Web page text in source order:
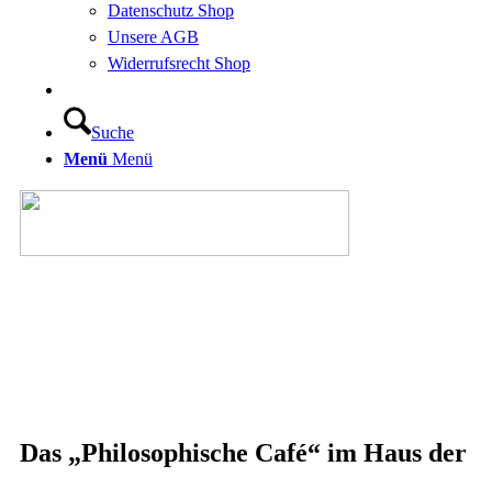
Datenschutz Shop
Unsere AGB
Widerrufsrecht Shop
Suche
Menü Menü
Das „Philosophische Café“ im Haus der